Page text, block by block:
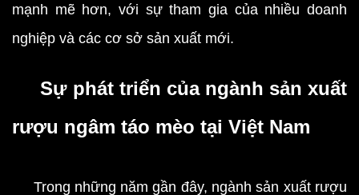
mạnh mẽ hơn, với sự tham gia của nhiều doanh
nghiệp và các cơ sở sản xuất mới.
Sự phát triển của ngành sản xuất
rượu ngâm táo mèo tại Việt Nam
Trong những năm gần đây, ngành sản xuất rượu